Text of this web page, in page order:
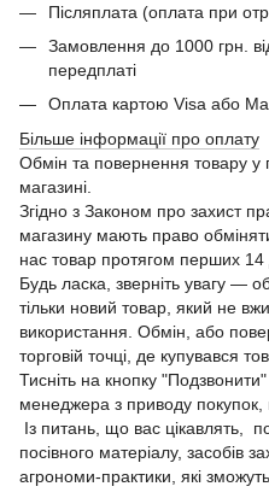
Післяплата (оплата при
Замовлення до 1000 грн.
передплаті
Оплата картою Visa або
Більше інформації про оплату
Обмін та повернення товару у
магазині.
Згідно з Законом про захист
магазину мають право
нас товар протягом перших 14
Будь ласка, зверніть увагу —
тільки новий товар, який не
використання. Обмін, або
торговій точці, де купувався
Тисніть на кнопку
менеджера з приводу покупок,
Із питань, що вас цікавлять,
посівного матеріалу, засобів
агрономи-практики, які